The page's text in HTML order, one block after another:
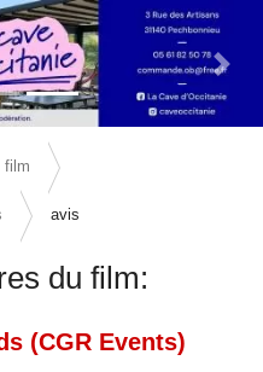
Next
film
avis
du film:
(CGR Events)